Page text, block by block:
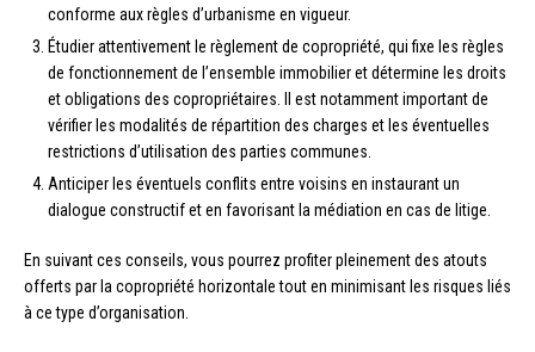
conforme aux règles d’urbanisme en vigueur.
Étudier attentivement le règlement de copropriété, qui fixe les règles
de fonctionnement de l’ensemble immobilier et détermine les droits
et obligations des copropriétaires. Il est notamment important de
vérifier les modalités de répartition des charges et les éventuelles
restrictions d’utilisation des parties communes.
Anticiper les éventuels conflits entre voisins en instaurant un
dialogue constructif et en favorisant la médiation en cas de litige.
En suivant ces conseils, vous pourrez profiter pleinement des atouts
offerts par la copropriété horizontale tout en minimisant les risques liés
à ce type d’organisation.